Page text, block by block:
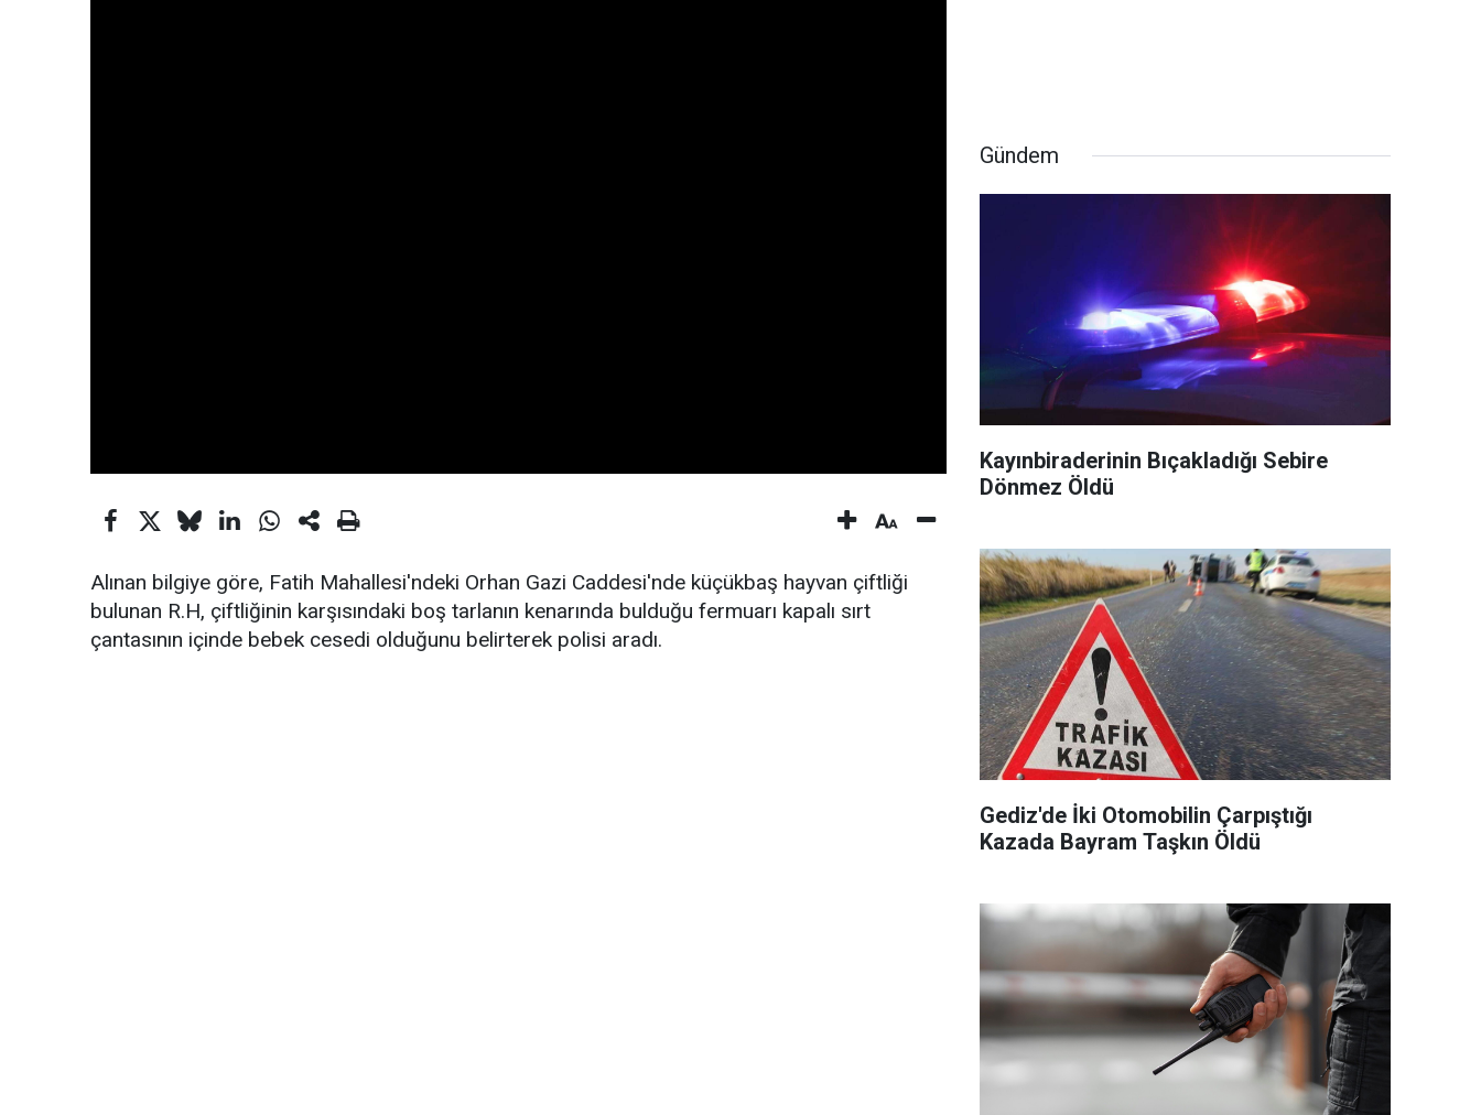
Alınan bilgiye göre, Fatih Mahallesi'ndeki Orhan Gazi Caddesi'nde küçükbaş hayvan çiftliği
bulunan R.H, çiftliğinin karşısındaki boş tarlanın kenarında bulduğu fermuarı kapalı sırt
çantasının içinde bebek cesedi olduğunu belirterek polisi aradı.
Gündem
Kayınbiraderinin Bıçakladığı Sebire
Dönmez Öldü
Gediz'de İki Otomobilin Çarpıştığı
Kazada Bayram Taşkın Öldü